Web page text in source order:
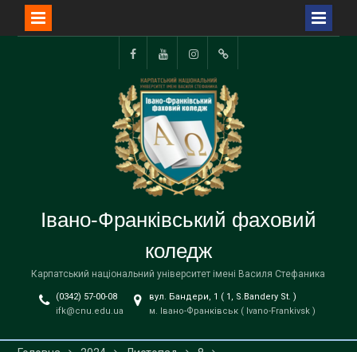
FacebookYouTubeInstagramTikTok
Івано-Франківський фаховий
коледж
Карпатський національний університет імені Василя Стефаника
(0342) 57-00-08
ifk@cnu.edu.ua
вул. Бандери, 1 ( 1, S.Bandery St. )
м. Івано-Франківськ ( Ivano-Frankivsk )